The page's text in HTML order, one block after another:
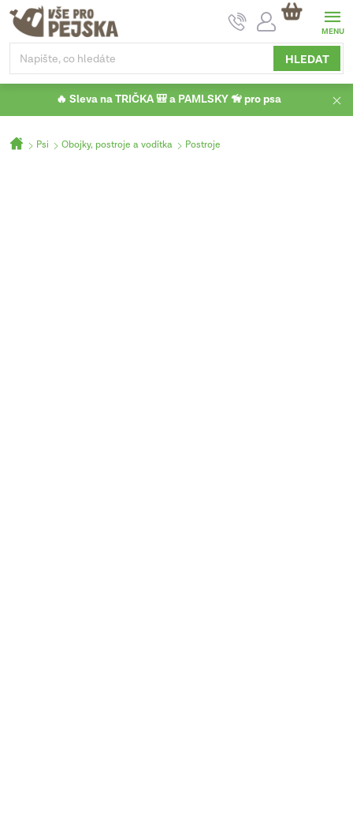
Přejít
obsah
HLEDAT
NÁKUPNÍ
KOŠÍK
🔥 Sleva na TRIČKA 🎒 a PAMLSKY 🦮 pro psa
Domů
Psi Obojky, postroje a vodítka Postroje